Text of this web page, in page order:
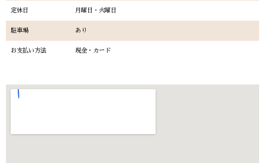
定休日 月曜日・火曜日
駐車場 あり
お支払い方法 現金・カード